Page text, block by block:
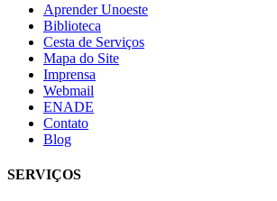
Aprender Unoeste
Biblioteca
Cesta de Serviços
Mapa do Site
Imprensa
Webmail
ENADE
Contato
Blog
SERVIÇOS